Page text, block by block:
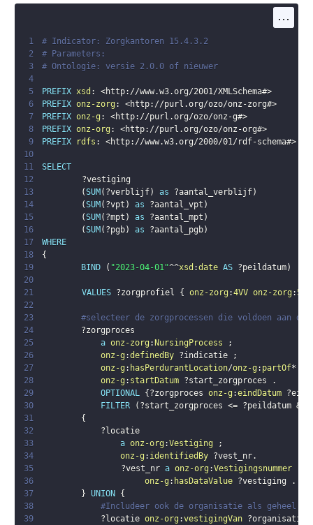
...
1
# Indicator: Zorgkantoren 15.4.3.2
2
# Parameters:
3
# Ontologie: versie 2.0.0 of nieuwer
4
5
PREFIX xsd : <http://www.w3.org/2001/XMLSchema#>
6
PREFIX onz-zorg : <http://purl.org/ozo/onz-zorg#>
7
PREFIX onz-g : <http://purl.org/ozo/onz-g#>
8
PREFIX onz-org : <http://purl.org/ozo/onz-org#>
9
PREFIX rdfs : <http://www.w3.org/2000/01/rdf-schema#>
10
11
SELECT
12
?vestiging
13
(SUM ( ?verblijf) as ?aantal_verblijf)
14
(SUM ( ?vpt ) as ?aantal_vpt )
15
(SUM ( ?mpt ) as ?aantal_mpt )
16
(SUM ( ?pgb) as ?aantal_pgb)
17
WHERE
18
{
19
BIND ( "2023-04-01"^^xsd :date AS ?peildatum)
20
21
VALUES ?zorgprofiel { onz-zorg :4VV onz-zorg :5VV
22
23
#selecteer de zorgprocessen die voldoen aan
24
?zorgproces
25
a onz-zorg : NursingProcess
;
26
onz-g :definedBy ?indicatie
;
27
onz-g : hasPerdurantLocation/onz-g : partOf*
28
onz-g : startDatum ?start_zorgproces
.
29
OPTIONAL { ?zorgproces onz-g :eindDatum
30
FILTER ( ?start_zorgproces <= ?peildatum &&
31
{
32
?locatie
33
a onz-org :Vestiging
;
34
onz-g : identifiedBy ?vest_nr.
35
?vest_nr a onz-org :Vestigingsnummer
36
onz-g : hasDataValue ?vestiging
.
37
} UNION
{
38
#Includeer ook de organisatie als geheel
39
?locatie onz-org :vestigingVan